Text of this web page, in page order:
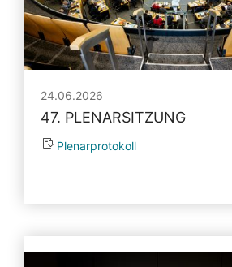
24.06.2026
47. PLENARSITZUNG
Plenarprotokoll